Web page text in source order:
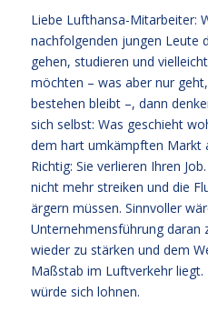
Liebe Lufthansa-Mitarbeiter:
nachfolgenden jungen Leute
gehen, studieren und
möchten – was aber nur
bestehen bleibt –, dann
sich selbst: Was geschieht
dem hart umkämpften Markt
Richtig: Sie verlieren Ihren
nicht mehr streiken und die
ärgern müssen. Sinnvoller
Unternehmensführung daran
wieder zu stärken und dem
Maßstab im Luftverkehr liegt.
würde sich lohnen.